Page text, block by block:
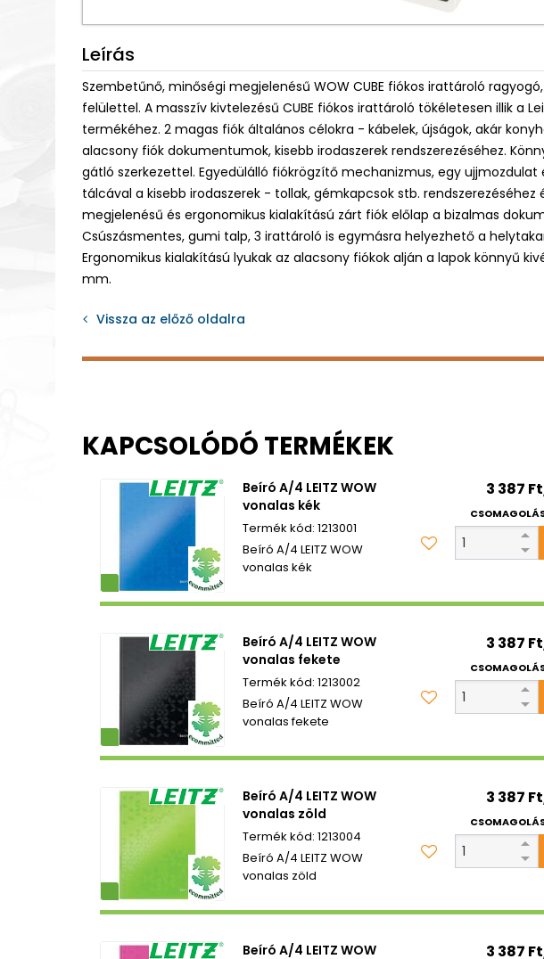
Leírás
Szembetűnő, minőségi megjelenésű WOW CUBE fiókos irattároló
felülettel. A masszív kivtelezésű CUBE fiókos irattároló tökéletesen illik a
termékéhez. 2 magas fiók általános célokra - kábelek, újságok, akár
alacsony fiók dokumentumok, kisebb irodaszerek rendszerezéséhez.
gátló szerkezettel. Egyedülálló fiókrögzítő mechanizmus, egy ujjmozdulat
tálcával a kisebb irodaszerek - tollak, gémkapcsok stb. rendszerezéséhez
megjelenésű és ergonomikus kialakítású zárt fiók előlap a bizalmas
Csúszásmentes, gumi talp, 3 irattároló is egymásra helyezhető a
Ergonomikus kialakítású lyukak az alacsony fiókok alján a lapok könnyű
mm.
Vissza az előző oldalra
KAPCSOLÓDÓ TERMÉKEK
Beíró A/4 LEITZ WOW
vonalas kék
1213001
Beíró A/4 LEITZ WOW
vonalas kék
3 387
Beíró A/4 LEITZ WOW
vonalas fekete
1213002
Beíró A/4 LEITZ WOW
vonalas fekete
3 387
Beíró A/4 LEITZ WOW
vonalas zöld
1213004
Beíró A/4 LEITZ WOW
vonalas zöld
3 387
Beíró A/4 LEITZ WOW
3 387